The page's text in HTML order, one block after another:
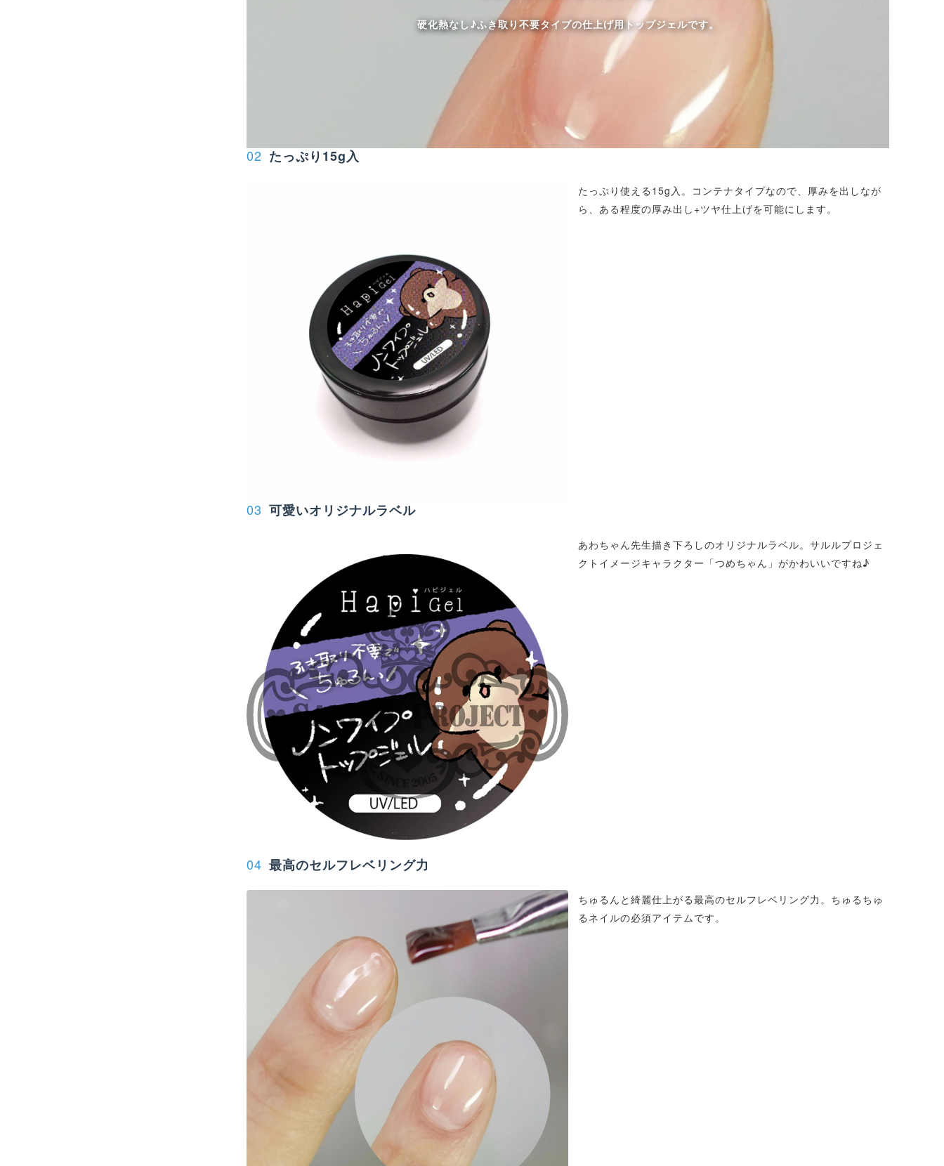
硬化熱なし♪ふき取り不要タイプの仕上げ用トップジェルです。
02 たっぷり15g入
たっぷり使える15g入。コンテナタイプなので、厚みを出しなが
ら、ある程度の厚み出し+ツヤ仕上げを可能にします。
03 可愛いオリジナルラベル
あわちゃん先生描き下ろしのオリジナルラベル。サルルプロジェ
クトイメージキャラクター「つめちゃん」がかわいいですね♪
04 最高のセルフレベリング力
ちゅるんと綺麗仕上がる最高のセルフレベリング力。ちゅるちゅ
るネイルの必須アイテムです。